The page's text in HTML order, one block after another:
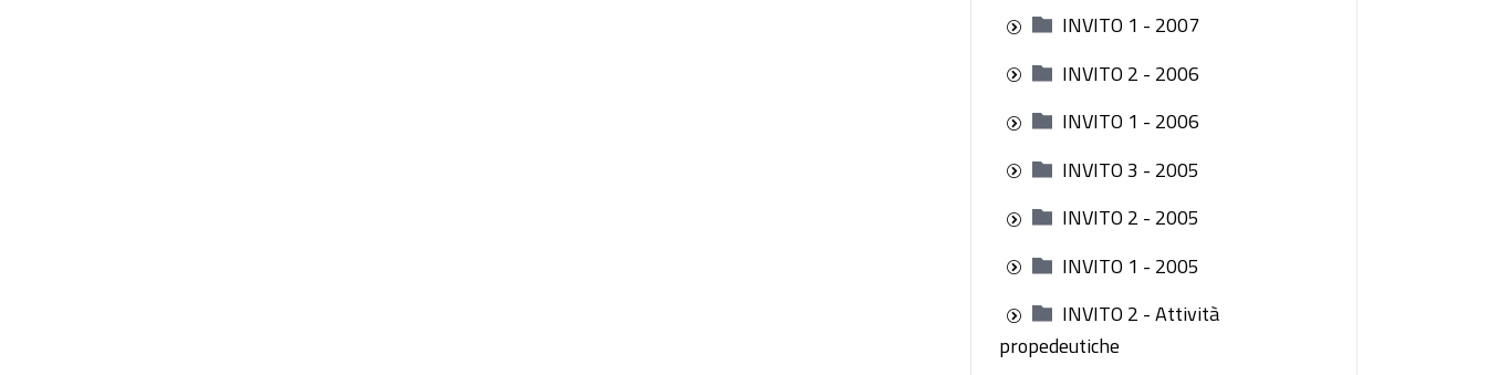
INVITO 1 - 2007
INVITO 2 - 2006
INVITO 1 - 2006
INVITO 3 - 2005
INVITO 2 - 2005
INVITO 1 - 2005
INVITO 2 - Attività
propedeutiche